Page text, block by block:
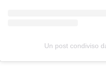
Un post condiviso